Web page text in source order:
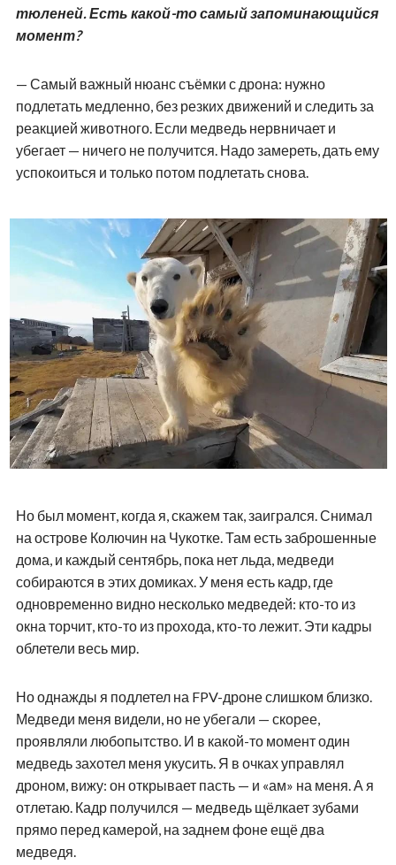
тюленей. Есть какой-то самый запоминающийся
момент?
— Самый важный нюанс съёмки с дрона: нужно
подлетать медленно, без резких движений и следить за
реакцией животного. Если медведь нервничает и
убегает — ничего не получится. Надо замереть, дать ему
успокоиться и только потом подлетать снова.
Но был момент, когда я, скажем так, заигрался. Снимал
на острове Колючин на Чукотке. Там есть заброшенные
дома, и каждый сентябрь, пока нет льда, медведи
собираются в этих домиках. У меня есть кадр, где
одновременно видно несколько медведей: кто-то из
окна торчит, кто-то из прохода, кто-то лежит. Эти кадры
облетели весь мир.
Но однажды я подлетел на FPV-дроне слишком близко.
Медведи меня видели, но не убегали — скорее,
проявляли любопытство. И в какой-то момент один
медведь захотел меня укусить. Я в очках управлял
дроном, вижу: он открывает пасть — и «ам» на меня. А я
отлетаю. Кадр получился — медведь щёлкает зубами
прямо перед камерой, на заднем фоне ещё два
медведя.